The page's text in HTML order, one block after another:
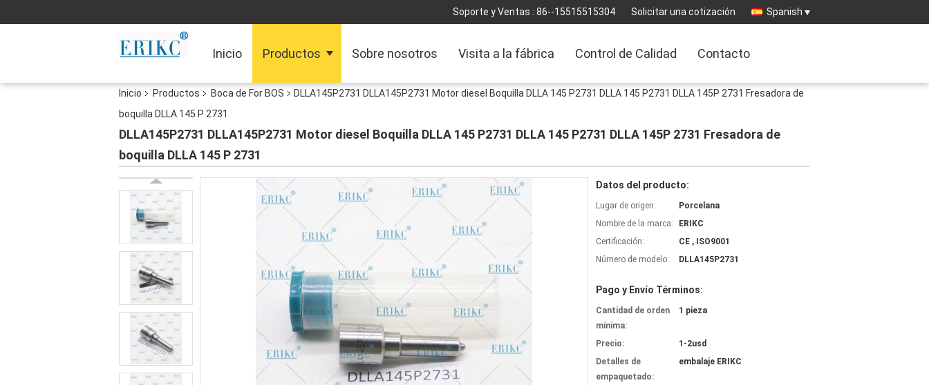
Soporte y Ventas : 86--15515515304 Solicitar una cotización Spanish
Inicio Productos Sobre nosotros Visita a la fábrica Control de Calidad Contacto
Inicio Productos Boca de For BOS
DLLA145P2731 DLLA145P2731 Motor diesel Boquilla DLLA 145 P2731 DLLA 145 P2731 DLLA 145P 2731 Fresadora de
boquilla DLLA 145 P 2731
DLLA145P2731 DLLA145P2731 Motor diesel Boquilla DLLA 145 P2731 DLLA 145 P2731 DLLA 145P 2731 Fresadora de
boquilla DLLA 145 P 2731
Datos del producto:
Lugar de origen:
Porcelana
Nombre de la marca:
ERIKC
Certificación:
CE , ISO9001
Número de modelo:
DLLA145P2731
Pago y Envío Términos:
Cantidad de orden
mínima:
1 pieza
Precio:
1-2usd
Detalles de
empaquetado:
embalaje ERIKC